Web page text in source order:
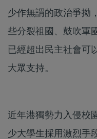
少作無謂的政治爭拗
些分裂祖國、鼓吹軍
已經超出民主社會可
大眾支持。
近年港獨勢力入侵校
少大學生採用激烈手